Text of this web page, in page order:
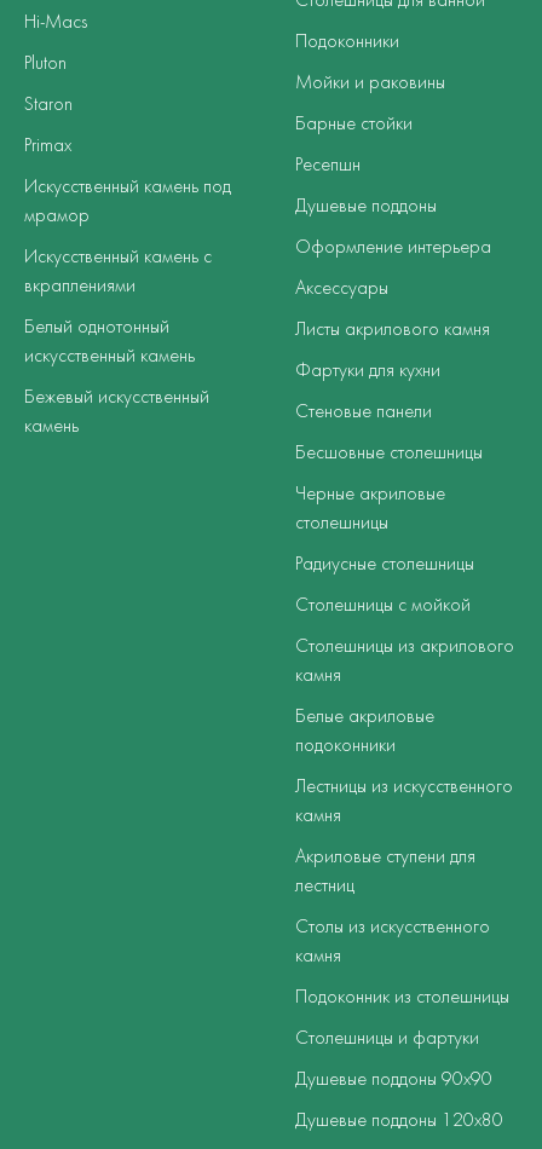
Hi-Macs
Pluton
Staron
Primax
Искусственный камень под
мрамор
Искусственный камень с
вкраплениями
Белый однотонный
искусственный камень
Бежевый искусственный
камень
Подоконники
Мойки и раковины
Барные стойки
Ресепшн
Душевые поддоны
Оформление интерьера
Аксессуары
Листы акрилового камня
Фартуки для кухни
Стеновые панели
Бесшовные столешницы
Черные акриловые
столешницы
Радиусные столешницы
Столешницы с мойкой
Столешницы из акрилового
камня
Белые акриловые
подоконники
Лестницы из искусственного
камня
Акриловые ступени для
лестниц
Столы из искусственного
камня
Подоконник из столешницы
Столешницы и фартуки
Душевые поддоны 90х90
Душевые поддоны 120х80